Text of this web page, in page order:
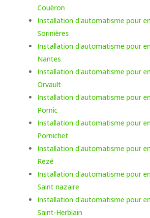
Couëron
Installation d'automatisme pour
Sorinières
Installation d'automatisme pour
Nantes
Installation d'automatisme pour
Orvault
Installation d'automatisme pour
Pornic
Installation d'automatisme pour
Pornichet
Installation d'automatisme pour
Rezé
Installation d'automatisme pour
Saint nazaire
Installation d'automatisme pour
Saint-Herblain